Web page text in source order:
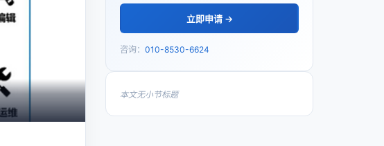
立即申请 →
咨询： 010-8530-6624
本文无小节标题